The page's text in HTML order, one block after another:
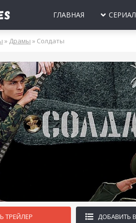
ГЛАВНАЯ
2023 2022 2021
БЕЛАРУСЬ СССР
МОЛОДЕЖНЫЕ
НОВОГОДНИЕ
ПРО ВРАЧЕЙ
ПРО
ПРО
ЛЮБОВНЫЕ
» Драмы » Солдаты
ТРЕЙЛЕР ДОБАВИТЬ